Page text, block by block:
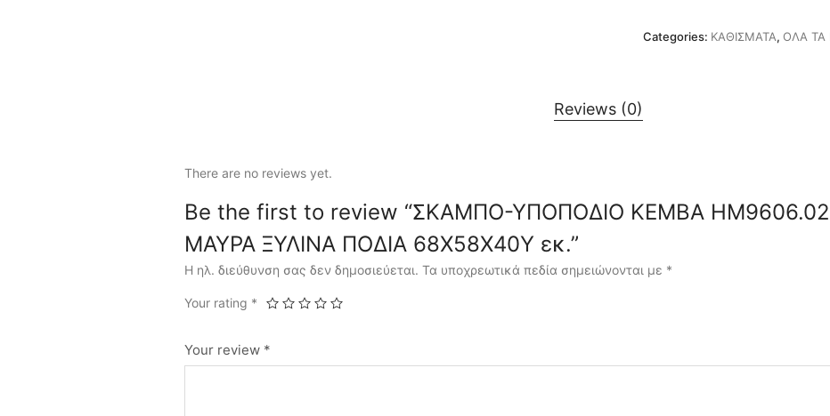
Categories: ΚΑΘΙΣΜΑΤΑ, ΟΛΑ ΤΑ
Reviews (0)
There are no reviews yet.
Be the first to review “ΣΚΑΜΠΟ-ΥΠΟΠΟΔΙΟ KEMBA
ΜΑΥΡΑ ΞΥΛΙΝΑ ΠΟΔΙΑ 68X58X40Υ εκ.”
Η ηλ. διεύθυνση σας δεν δημοσιεύεται. Τα υποχρεωτικά πεδία σημειώνονται με *
Your rating *
Your review *